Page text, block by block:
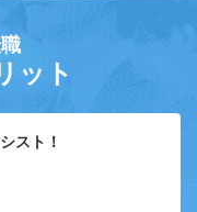
ット
スト！